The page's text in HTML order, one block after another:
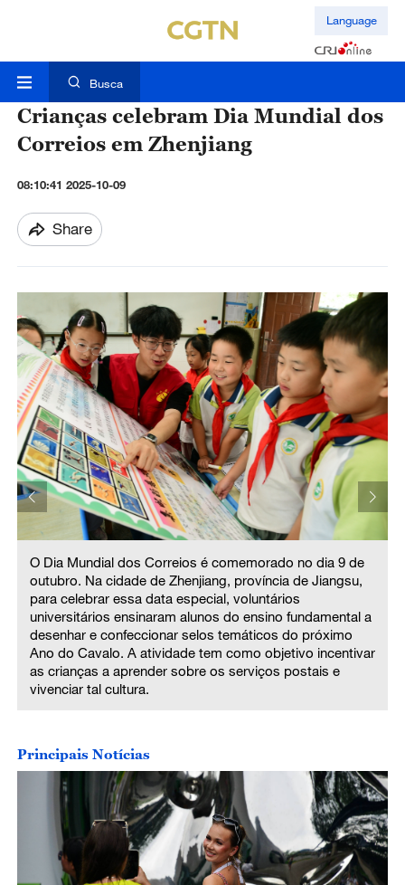
Language
Busca
Crianças celebram Dia Mundial dos
Correios em Zhenjiang
08:10:41 2025-10-09
Share
O Dia Mundial dos Correios é comemorado no dia 9 de
outubro. Na cidade de Zhenjiang, província de Jiangsu,
para celebrar essa data especial, voluntários
universitários ensinaram alunos do ensino fundamental a
desenhar e confeccionar selos temáticos do próximo
Ano do Cavalo. A atividade tem como objetivo incentivar
as crianças a aprender sobre os serviços postais e
vivenciar tal cultura.
Principais Notícias